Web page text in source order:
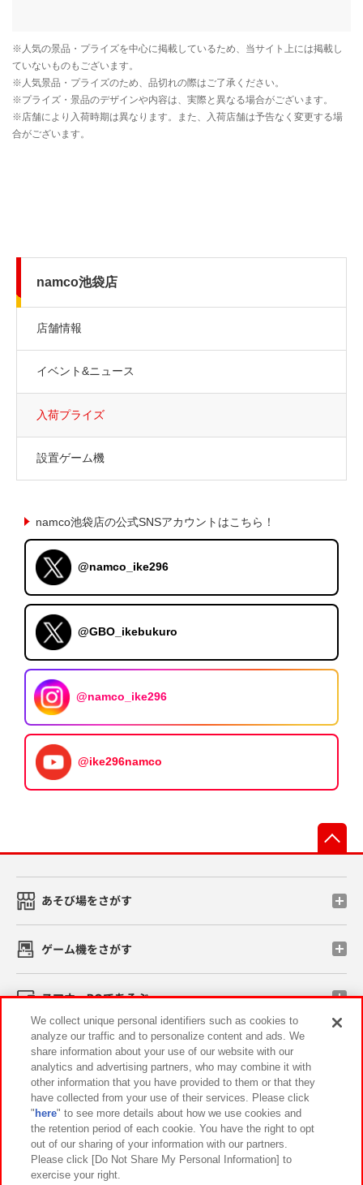
namco池袋店
店舗情報
イベント&ニュース
入荷プライズ
設置ゲーム機
namco池袋店の公式SNSアカウントはこちら！
@namco_ike296
@GBO_ikebukuro
@namco_ike296
@ike296namco
あそび場をさがす
ゲーム機をさがす
スマホ・PCであそぶ
イベント・キャンペーン
関連会社 サステナビリティ サイトポリシー
プライバシーポリシー ウェブアクセシビリティ方針と検証結果
お取引先さまとともに
We collect unique personal identifiers such as cookies to
analyze our traffic and to personalize content and ads. We
share information about your use of our website with our
analytics and advertising partners, who may combine it with
other information that you have provided to them or that they
have collected from your use of their services. Please click
" here" to see more details about how we use cookies and
the retention period of each cookie. You have the right to opt
out of our sharing of your information with our partners.
Please click [Do Not Share My Personal Information] to
exercise your right.